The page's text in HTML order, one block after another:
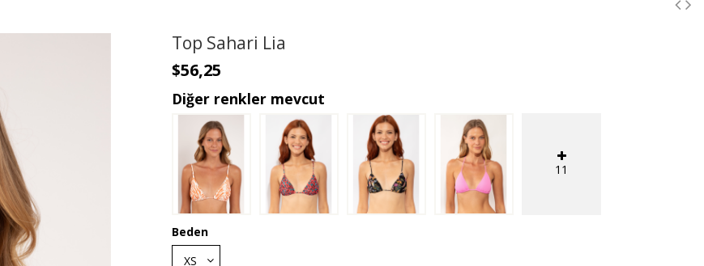
Top Sahari Lia
$56,25
Diğer renkler mevcut
11
Beden